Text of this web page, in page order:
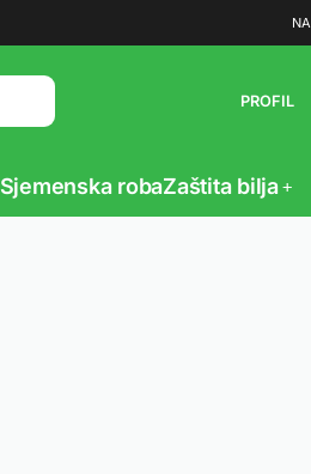
PROFIL
Sjemenska robaZaštita bilja